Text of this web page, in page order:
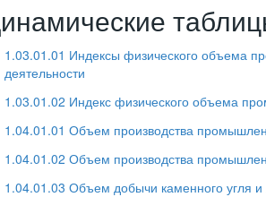
1.03.01.01 Индексы физического объема
деятельности
1.03.01.02 Индекс физического объема
1.04.01.01 Объем производства
1.04.01.02 Объем производства
1.04.01.03 Объем добычи каменного угля и